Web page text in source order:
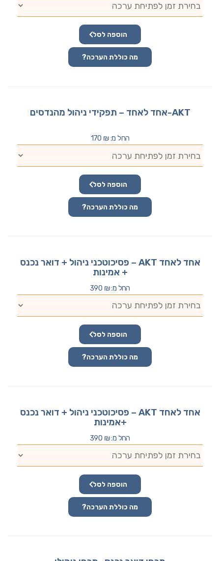
הוספה לסל
מה כוללת הערכה?
AKT-אחד לאחד – תפקידי ניהול מהנדסים
החל מ: 170 ₪
הוספה לסל
מה כוללת הערכה?
אחד לאחד AKT – פסיכוטכני ניהול + דואר נכנס
+ אמינות
החל מ: 390 ₪
הוספה לסל
מה כוללת הערכה?
אחד לאחד AKT – פסיכוטכני ניהול + דואר נכנס
+אמינות
החל מ: 390 ₪
הוספה לסל
מה כוללת הערכה?